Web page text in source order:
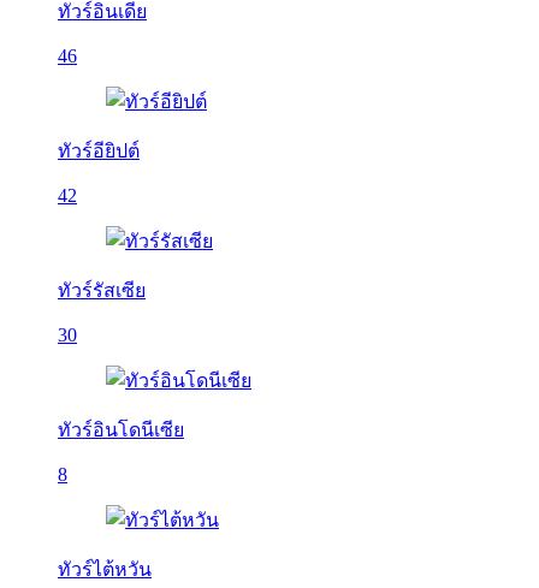
ทัวร์อินเดีย
46
ทัวร์อียิปต์
42
ทัวร์รัสเซีย
30
ทัวร์อินโดนีเซีย
8
ทัวร์ไต้หวัน